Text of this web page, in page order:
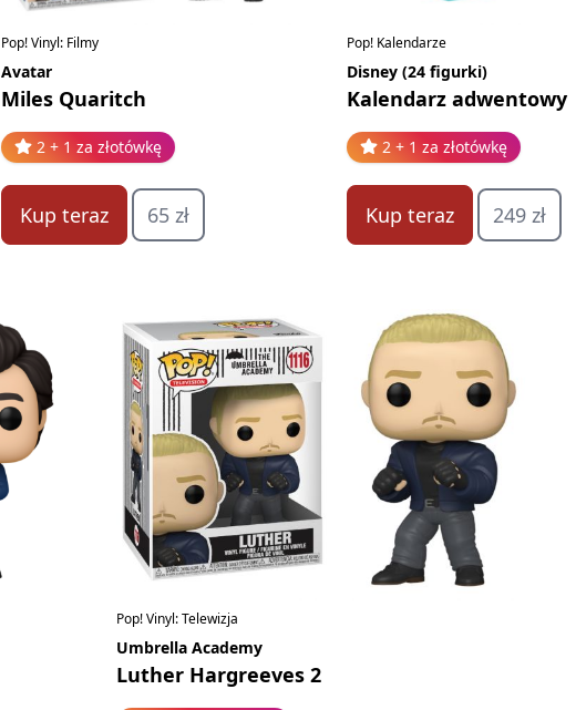
Pop! Vinyl: Filmy
Avatar
Miles Quaritch
2 + 1 za złotówkę
Kup teraz 65 zł
Pop! Kalendarze
Disney (24 figurki)
Kalendarz adwentowy
2 + 1 za złotówkę
Kup teraz 249 zł
Pop! Vinyl: Telewizja
Umbrella Academy
Luther Hargreeves 2